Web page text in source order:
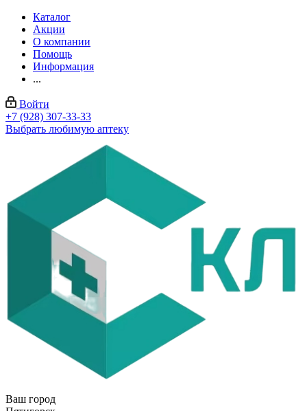
Каталог
Акции
О компании
Помощь
Информация
...
Войти
+7 (928) 307-33-33
Выбрать любимую аптеку
Ваш город